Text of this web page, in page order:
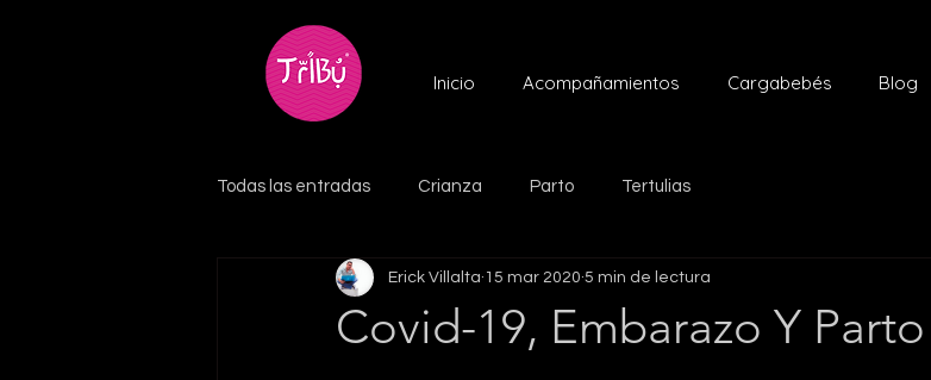
Inicio Acompañamientos Cargabebés Blog
Todas las entradas Crianza Parto Tertulias
Covid-19, Embarazo Y Parto
Erick Villalta 15 mar 2020 5 min de lectura